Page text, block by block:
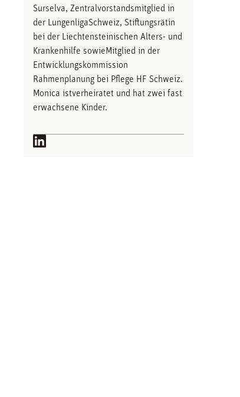
Surselva, Zentralvorstandsmitglied in
der LungenligaSchweiz, Stiftungsrätin
bei der Liechtensteinischen Alters- und
Krankenhilfe sowieMitglied in der
Entwicklungskommission
Rahmenplanung bei Pflege HF Schweiz.
Monica istverheiratet und hat zwei fast
erwachsene Kinder.